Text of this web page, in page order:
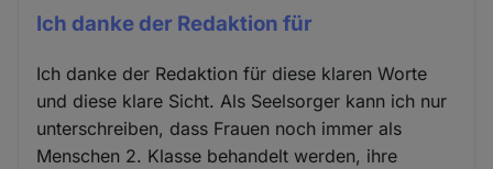
Ich danke der Redaktion für
Ich danke der Redaktion für diese klaren Worte
und diese klare Sicht. Als Seelsorger kann ich nur
unterschreiben, dass Frauen noch immer als
Menschen 2. Klasse behandelt werden, ihre